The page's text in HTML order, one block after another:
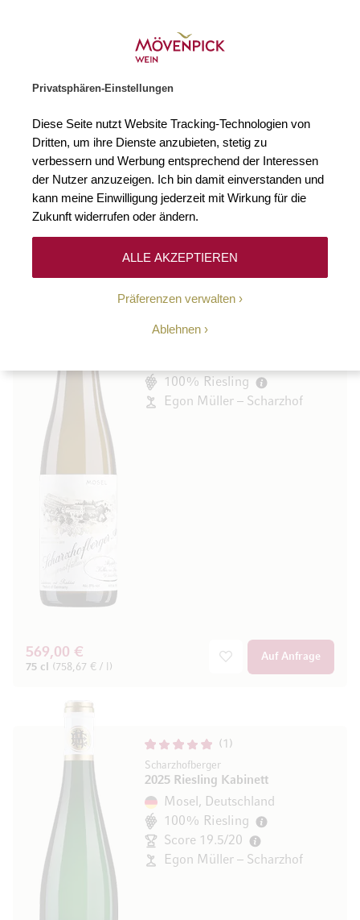
Privatsphären-Einstellungen
Diese Seite nutzt Website Tracking-Technologien von
Dritten, um ihre Dienste anzubieten, stetig zu
verbessern und Werbung entsprechend der Interessen
der Nutzer anzuzeigen. Ich bin damit einverstanden und
kann meine Einwilligung jederzeit mit Wirkung für die
Zukunft widerrufen oder ändern.
Präferenzen verwalten
Ablehnen
ALLE AKZEPTIEREN
Saar 14
Scharzhofberger
100% Riesling
Egon Müller – Scharzhof
569,00 €
75 cl (758,67 € / l)
Auf Anfrage
1
Scharzhofberger
2025 Riesling Kabinett
Mosel, Deutschland
100% Riesling
Score 19.5/20
Egon Müller – Scharzhof